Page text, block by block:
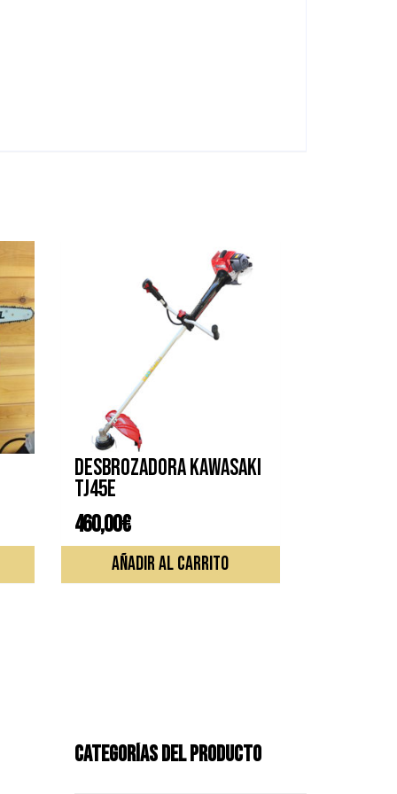
Desbrozadora KAWASAKI
TJ45E
460,00€
AÑADIR AL CARRITO
CATEGORÍAS DEL PRODUCTO